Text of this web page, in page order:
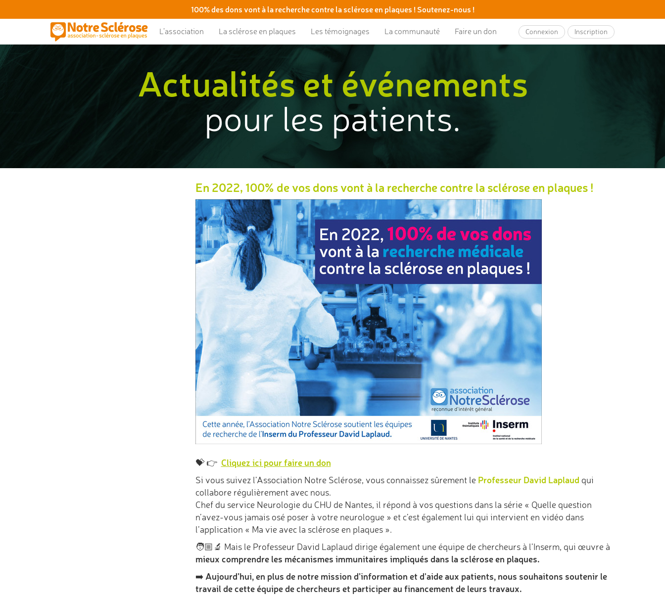
100% des dons vont à la recherche contre la sclérose en plaques ! Soutenez-nous !
L’association La sclérose en plaques Les témoignages La communauté Faire un don Connexion Inscription
Actualités et événements
pour les patients.
En 2022, 100% de vos dons vont à la recherche contre la sclérose en plaques !
💝 👉 Cliquez ici pour faire un don
Si vous suivez l’Association Notre Sclérose, vous connaissez sûrement le Professeur David Laplaud qui
collabore régulièrement avec nous.
Chef du service Neurologie du CHU de Nantes, il répond à vos questions dans la série « Quelle question
n’avez-vous jamais osé poser à votre neurologue » et c’est également lui qui intervient en vidéo dans
l’application « Ma vie avec la sclérose en plaques ».
🧑🏼‍🔬 Mais le Professeur David Laplaud dirige également une équipe de chercheurs à l’Inserm, qui œuvre à
mieux comprendre les mécanismes immunitaires impliqués dans la sclérose en plaques.
➡️Aujourd’hui, en plus de notre mission d’information et d'aide aux patients, nous souhaitons soutenir le
travail de cette équipe de chercheurs et participer au financement de leurs travaux.